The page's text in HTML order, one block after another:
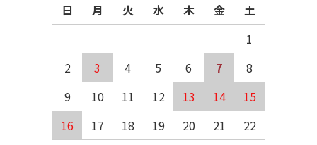
日
月 火 水 木 金
土
1
2
3 4 5 6 7
8
9
10 11 12 13 14
15
16
17 18 19 20 21 22